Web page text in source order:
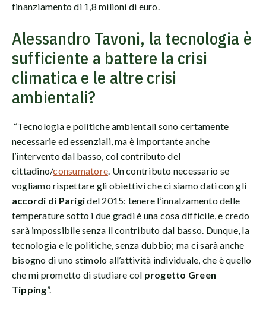
finanziamento di 1,8 milioni di euro.
Alessandro Tavoni, la tecnologia è
sufficiente a battere la crisi
climatica e le altre crisi
ambientali?
“Tecnologia e politiche ambientali sono certamente
necessarie ed essenziali, ma è importante anche
l’intervento dal basso, col contributo del
cittadino/consumatore. Un contributo necessario se
vogliamo rispettare gli obiettivi che ci siamo dati con gli
accordi di Parigidel 2015: tenere l’innalzamento delle
temperature sotto i due gradi è una cosa difficile, e credo
sarà impossibile senza il contributo dal basso. Dunque, la
tecnologia e le politiche, senza dubbio; ma ci sarà anche
bisogno di uno stimolo all’attività individuale, che è quello
che mi prometto di studiare col progetto Green
Tipping”.